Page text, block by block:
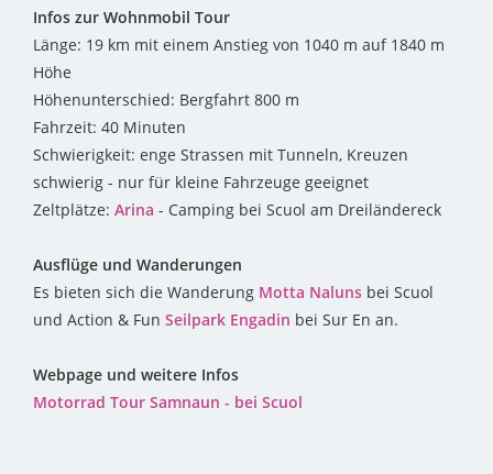
Infos zur Wohnmobil Tour
Länge: 19 km mit einem Anstieg von 1040 m auf 1840 m
Höhe
Höhenunterschied: Bergfahrt 800 m
Fahrzeit: 40 Minuten
Schwierigkeit: enge Strassen mit Tunneln, Kreuzen
schwierig - nur für kleine Fahrzeuge geeignet
Zeltplätze: Arina - Camping bei Scuol am Dreiländereck
Ausflüge und Wanderungen
Es bieten sich die Wanderung Motta Naluns bei Scuol
und Action & Fun Seilpark Engadin bei Sur En an.
Webpage und weitere Infos
Motorrad Tour Samnaun - bei Scuol